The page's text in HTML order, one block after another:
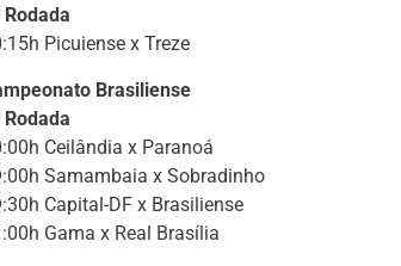
Rodada
Picuiense x Treze
Brasiliense
Rodada
Ceilândia x Paranoá
Samambaia x Sobradinho
Capital-DF x Brasiliense
Gama x Real Brasília